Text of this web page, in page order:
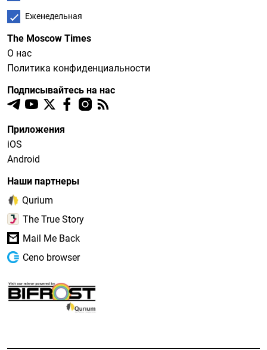
Еженедельная
The Moscow Times
О нас
Политика конфиденциальности
Подписывайтесь на нас
Приложения
iOS
Android
Наши партнеры
Qurium
The True Story
Mail Me Back
Ceno browser